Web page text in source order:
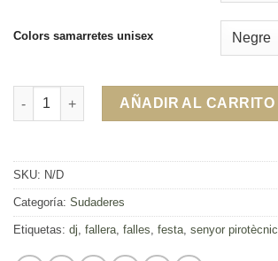
Colors samarretes unisex
Sudadera Senyor pirotècnic cantidad
AÑADIR AL CARRITO
SKU: N/D
Categoría: Sudaderes
Etiquetas: dj fallera falles festa senyor pirotècnic